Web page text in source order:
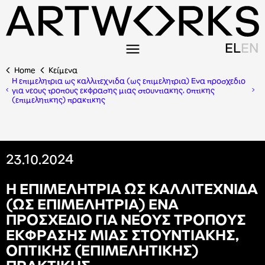
ELEN
Home
Κείμενα
Η επιμελητρια ως καλλιτεχνιδα (ως επιμελητρια) Ενα προσχεδιο
για νεους τροπους εκφρασης μιας στουντιακης, οπτικης
(επιμελητικης) πρακτικης
23.10.2024
Η Ε Π Μ ΕΛ Η Τ Ρ Α ΩΣ ΚΑΛΛ Τ ΕΧ Ν ΔΑ
(ΩΣ Ε Π Μ ΕΛ Η Τ Ρ Α) Ε Ν Α
Π ΡΟΣΧ ΕΔ Ο Γ Α Ν ΕΟΥΣ Τ ΡΟ Π ΟΥΣ
Ε ΚΦ ΡΑΣ Η Σ Μ ΑΣ ΣΤΟΥ Ν Τ Α Κ Η Σ,
Ο Π Τ Κ Η Σ ( Ε Π Μ ΕΛ Η Τ Κ Η Σ)